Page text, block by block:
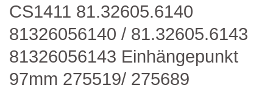
CS1411 81.32605.6140
81326056140 / 81.32605.6143
81326056143 Einhängepunkt
97mm 275519/ 275689